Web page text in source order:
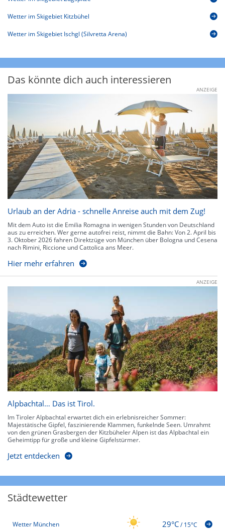
Wetter im Skigebiet Kitzbühel
Wetter im Skigebiet Ischgl (Silvretta Arena)
Das könnte dich auch interessieren
ANZEIGE
Urlaub an der Adria - schnelle Anreise auch mit dem Zug!
Mit dem Auto ist die Emilia Romagna in wenigen Stunden von Deutschland
aus zu erreichen. Wer gerne autofrei reist, nimmt die Bahn: Von 2. April bis
3. Oktober 2026 fahren Direktzüge von München über Bologna und Cesena
nach Rimini, Riccione und Cattolica ans Meer.
Hier mehr erfahren
ANZEIGE
Alpbachtal… Das ist Tirol.
Im Tiroler Alpbachtal erwartet dich ein erlebnisreicher Sommer:
Majestätische Gipfel, faszinierende Klammen, funkelnde Seen. Umrahmt
von den grünen Grasbergen der Kitzbüheler Alpen ist das Alpbachtal ein
Geheimtipp für große und kleine Gipfelstürmer.
Jetzt entdecken
Städtewetter
Wetter München 29°C/15°C